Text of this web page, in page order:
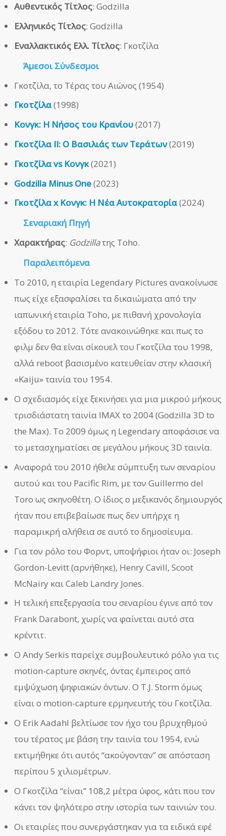
Αυθεντικός Τίτλος: Godzilla
Ελληνικός Τίτλος: Godzilla
Εναλλακτικός Ελλ. Τίτλος: Γκοτζίλα
ΆμεσοιΣύνδεσμοι
Γκοτζίλα, το Τέρας του Αιώνος (1954)
Γκοτζίλα(1998)
Κονγκ: Η Νήσος του Κρανίου(2017)
Γκοτζίλα ΙΙ: Ο Βασιλιάς των Τεράτων(2019)
Γκοτζίλα vs Κονγκ(2021)
Godzilla Minus One(2023)
Γκοτζίλα x Κονγκ: Η Νέα Αυτοκρατορία(2024)
Σεναριακή Πηγή
Χαρακτήρας: Godzillaτης Toho.
Παραλειπόμενα
Το 2010, η εταιρία Legendary Pictures ανακοίνωσε
πως είχε εξασφαλίσει τα δικαιώματα από την
ιαπωνική εταιρία Toho, με πιθανή χρονολογία
εξόδου το 2012. Τότε ανακοινώθηκε και πως το
φιλμ δεν θα είναι σίκουελ του Γκοτζίλα του 1998,
αλλά reboot βασισμένο κατευθείαν στην κλασική
«Kaiju» ταινία του 1954.
Ο σχεδιασμός είχε ξεκινήσει για μια μικρού μήκους
τρισδιάστατη ταινία IMAX το 2004 (Godzilla 3D to
the Max). Το 2009 όμως η Legendary αποφάσισε να
το μετασχηματίσει σε μεγάλου μήκους 3D ταινία.
Αναφορά του 2010 ήθελε σύμπτυξη των σεναρίου
αυτού και του Pacific Rim, με τον Guillermo del
Toro ως σκηνοθέτη. Ο ίδιος ο μεξικανός δημιουργός
ήταν που επιβεβαίωσε πως δεν υπήρχε η
παραμικρή αλήθεια σε αυτό το δημοσίευμα.
Για τον ρόλο του Φορντ, υποψήφιοι ήταν οι: Joseph
Gordon-Levitt (αρνήθηκε), Henry Cavill, Scoot
McNairy και Caleb Landry Jones.
Η τελική επεξεργασία του σεναρίου έγινε από τον
Frank Darabont, χωρίς να φαίνεται αυτό στα
κρέντιτ.
Ο Andy Serkis παρείχε συμβουλευτικό ρόλο για τις
motion-capture σκηνές, όντας έμπειρος από
εμψύχωση ψηφιακών όντων. Ο T.J. Storm όμως
είναι ο motion-capture ερμηνευτής του Γκοτζίλα.
Ο Erik Aadahl βελτίωσε τον ήχο του βρυχηθμού
του τέρατος με βάση την ταινία του 1954, ενώ
εκτιμήθηκε ότι αυτός “ακούγονταν” σε απόσταση
περίπου 5 χιλιομέτρων.
Ο Γκοτζίλα “είναι” 108,2 μέτρα ύφος, κάτι που τον
κάνει τον ψηλότερο στην ιστορία των ταινιών του.
Οι εταιρίες που συνεργάστηκαν για τα ειδικά εφέ